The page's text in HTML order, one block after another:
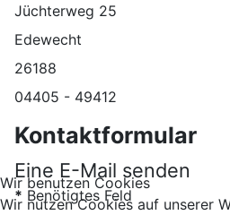
Adresse:
Jüchterweg 25
Edewecht
26188
Telefon:
04405 - 49412
Kontaktformular
Eine E-Mail senden
* Benötigtes Feld
Wir benutzen Cookies
Wir nutzen Cookies auf unserer